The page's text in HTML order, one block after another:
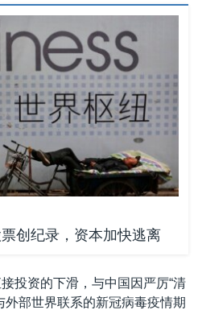
创纪录，资本加快逃离
投资的下滑，与中国因严厉“清
外部世界联系的新冠病毒疫情期